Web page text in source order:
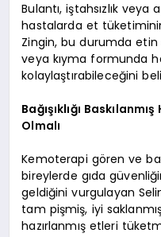
Bulantı, iştahsızlık veya
hastalarda et
Zingin, bu durumda
veya kıyma formunda
kolaylaştırabileceğini
Bağışıklığı
Olmalı
Kemoterapi gören ve
bireylerde gıda
geldiğini vurgulayan
tam pişmiş, iyi
hazırlanmış etleri